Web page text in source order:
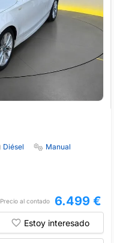
Diésel
Manual
Precio al contado 6.499 €
Estoy interesado